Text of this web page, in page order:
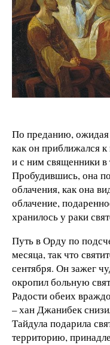
По преданию, ожидая
как он приближался
и с ним священники
Пробудившись, она
облачения, как она
облачение,
хранилось у раки
Путь в Орду по
месяца, так что
сентября. Он зажег
окропил больную
Радости обеих
– хан Джанибек
Тайдула подарила
территорию,